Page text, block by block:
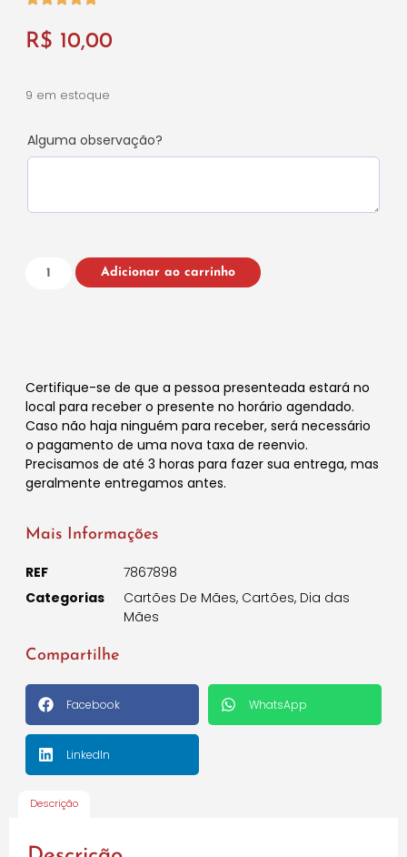
R$ 10,00
9 em estoque
Alguma observação?
Adicionar ao carrinho
Certifique-se de que a pessoa presenteada estará no
local para receber o presente no horário agendado.
Caso não haja ninguém para receber, será necessário
o pagamento de uma nova taxa de reenvio.
Precisamos de até 3 horas para fazer sua entrega, mas
geralmente entregamos antes.
Mais Informações
REF
7867898
Categorias
Cartões De Mães, Cartões, Dia das
Mães
Compartilhe
Facebook WhatsApp
LinkedIn
Descrição